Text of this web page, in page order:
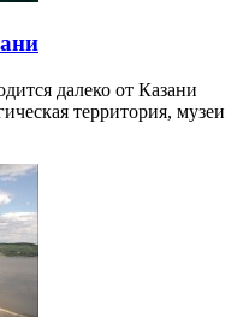
далеко от Казани
территория, музеи